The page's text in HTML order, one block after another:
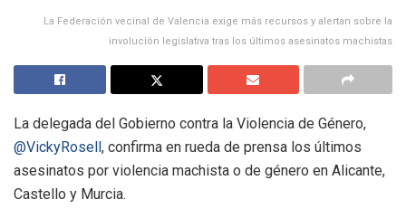
La Federación vecinal de Valencia exige más recursos y alertan sobre la
involución legislativa tras los últimos asesinatos machistas
La delegada del Gobierno contra la Violencia de Género,
@VickyRosell, confirma en rueda de prensa los últimos
asesinatos por violencia machista o de género en Alicante,
Castello y Murcia.